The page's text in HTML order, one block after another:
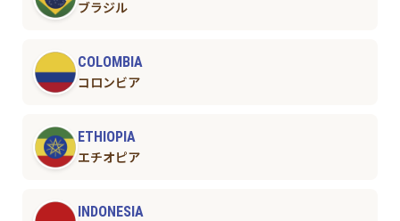
ブラジル
COLOMBIA
コロンビア
ETHIOPIA
エチオピア
INDONESIA